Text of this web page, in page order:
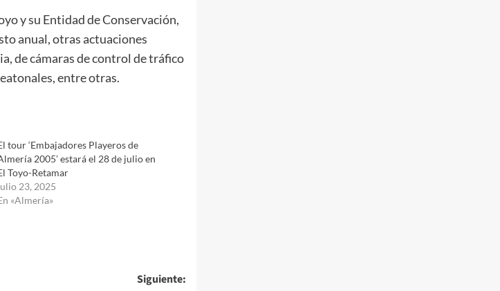
y su Entidad de Conservación,
anual, otras actuaciones
de cámaras de control de tráfico
entre otras.
tour ‘Embajadores Playeros de
2005’ estará el 28 de julio en
Toyo-Retamar
23, 2025
«Almería»
Siguiente: